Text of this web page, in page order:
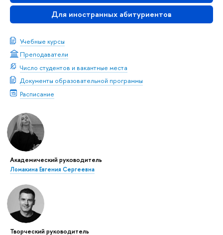
Для иностранных абитуриентов
Учебные курсы
Преподаватели
Число студентов и вакантные места
Документы образовательной программы
Расписание
Академический руководитель
Ломакина Евгения Сергеевна
Творческий руководитель